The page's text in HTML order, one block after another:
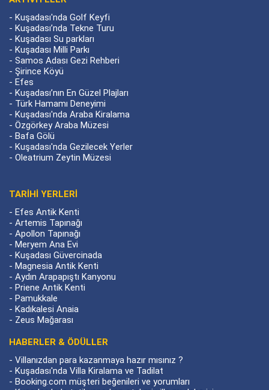
- Kuşadası'nda Golf Keyfi
- Kuşadası’nda Tekne Turu
- Kuşadası Su parkları
- Kuşadası Milli Parkı
- Samos Adası Gezi Rehberi
- Şirince Köyü
- Efes
- Kuşadası’nın En Güzel Plajları
- Türk Hamamı Deneyimi
- Kuşadası'nda Araba Kiralama
- Özgörkey Araba Müzesi
- Bafa Gölü
- Kuşadası'nda Gezilecek Yerler
- Oleatrium Zeytin Müzesi
TARIHI YERLERI
- Efes Antik Kenti
- Artemis Tapınağı
- Apollon Tapınağı
- Meryem Ana Evi
- Kuşadası Güvercinada
- Magnesia Antik Kenti
- Aydın Arapapıştı Kanyonu
- Priene Antik Kenti
- Pamukkale
- Kadıkalesi Anaia
- Zeus Mağarası
HABERLER & ÖDÜLLER
- Villanızdan para kazanmaya hazır mısınız ?
- Kuşadası'nda Villa Kiralama ve Tadilat
- Booking.com müşteri beğenileri ve yorumları